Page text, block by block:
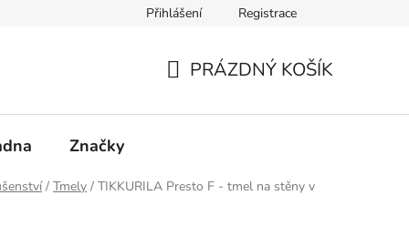
Přihlášení Registrace
PRÁZDNÝ KOŠÍK
Značky
/ Tmely / TIKKURILA Presto F - tmel na stěny v